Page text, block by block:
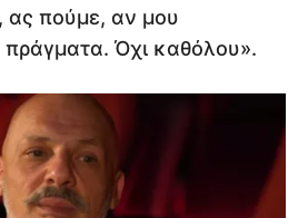
ας πούμε, αν μου
Όχι καθόλου».